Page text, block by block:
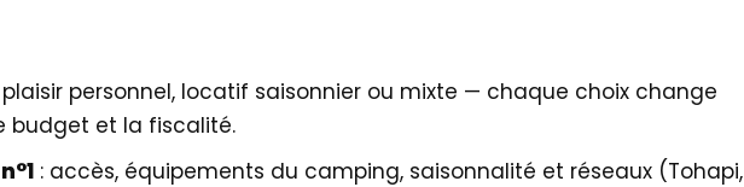
plaisir personnel, locatif saisonnier ou mixte — chaque choix change
budget et la fiscalité.
: accès, équipements du camping, saisonnalité et réseaux (Tohapi,